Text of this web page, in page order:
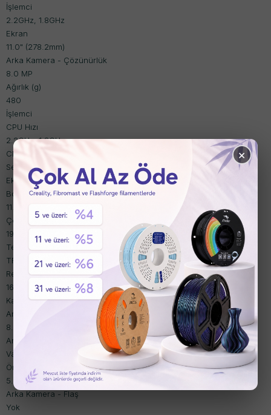
İşlemci
2.2GHz, 1.8GHz
Ekran
11.0" (278.2mm)
Arka Kamera - Çözünürlük
8.0 MP
Ağırlık (g)
480
İşlemci
CPU Hızı
2.2GHz, 1.8GHz
CPU Tipi
Sekiz Çekirdek
Ekran
Boyut (Ana Ekran)
11.0" (278.2mm)
Çözünürlük (Ana Ekran)
1920 x 1200 (WUXGA)
Teknoloji (Ana Ekran)
TFT
Renk Derinliği (Ana Ekran)
16M
Kamera
Arka Kamera - Çözünürlük
8.0 MP
Arka Kamera - Otomatik Odaklama
Var
Ön Kamera - Çözünürlük
5.0 MP
Arka Kamera - Flaş
Yok
×